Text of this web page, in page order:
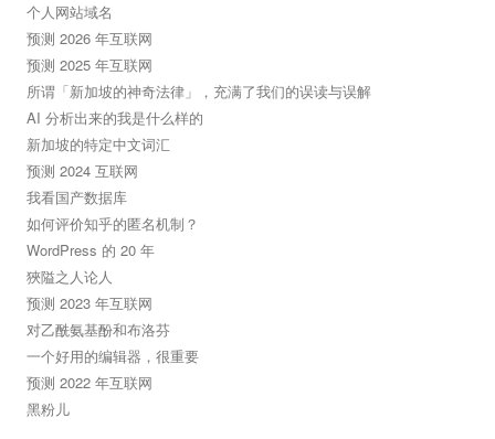
个人网站域名
预测 2026 年互联网
预测 2025 年互联网
所谓「新加坡的神奇法律」，充满了我们的误读与误解
AI 分析出来的我是什么样的
新加坡的特定中文词汇
预测 2024 互联网
我看国产数据库
如何评价知乎的匿名机制？
WordPress 的 20 年
狹隘之人论人
预测 2023 年互联网
对乙酰氨基酚和布洛芬
一个好用的编辑器，很重要
预测 2022 年互联网
黑粉儿